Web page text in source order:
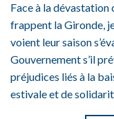
Face à la dévastation
frappent la Gironde,
voient leur saison
Gouvernement s’il
préjudices liés à la
estivale et de